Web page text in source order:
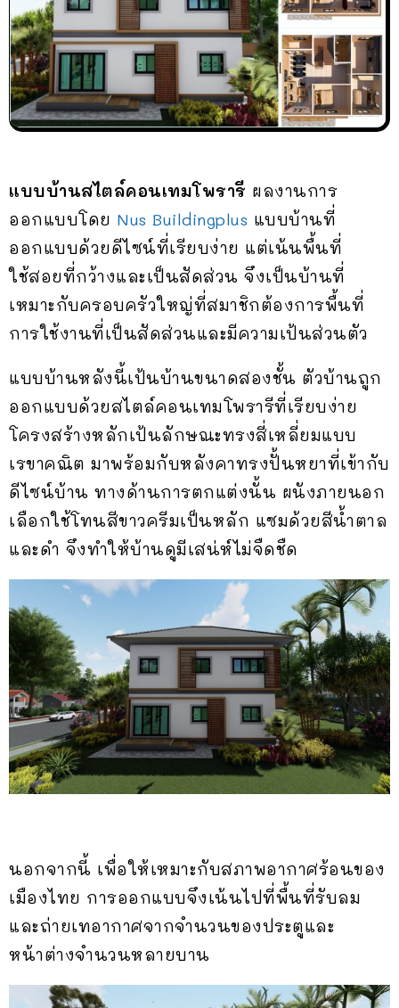
แบบบ้านสไตล์คอนเทมโพรารี ผลงานการ
ออกแบบโดย Nus Buildingplus แบบบ้านที่
ออกแบบด้วยดีไซน์ที่เรียบง่าย แต่เน้นพื้นที่
ใช้สอยที่กว้างและเป็นสัดส่วน จึงเป็นบ้านที่
เหมาะกับครอบครัวใหญ่ที่สมาชิกต้องการพื้นที่
การใช้งานที่เป็นสัดส่วนและมีความเป้นส่วนตัว
แบบบ้านหลังนี้เป้นบ้านขนาดสองชั้น ตัวบ้านถูก
ออกแบบด้วยสไตล์คอนเทมโพรารีที่เรียบง่าย
โครงสร้างหลักเป้นลักษณะทรงสี่เหลี่ยมแบบ
เรขาคณิต มาพร้อมกับหลังคาทรงปั้นหยาที่เข้ากับ
ดีไซน์บ้าน ทางด้านการตกแต่งนั้น ผนังภายนอก
เลือกใช้โทนสีขาวครีมเป็นหลัก แซมด้วยสีน้ำตาล
และดำ จึงทำให้บ้านดูมีเสน่ห์ไม่จืดชืด
นอกจากนี้ เพื่อให้เหมาะกับสภาพอากาศร้อนของ
เมืองไทย การออกแบบจึงเน้นไปที่พื้นที่รับลม
และถ่ายเทอากาศจากจำนวนของประตูและ
หน้าต่างจำนวนหลายบาน